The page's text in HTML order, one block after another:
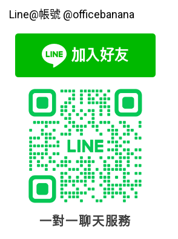
Line@帳號 @officebanana
一對一聊天服務